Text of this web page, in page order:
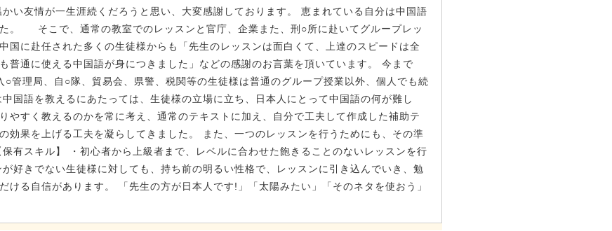
い友情が一生涯続くだろうと思い、大変感謝しております。 恵まれている自分は中国語
。 そこで、通常の教室でのレッスンと官庁、企業また、刑○所に赴いてグループレッ
国に赴任された多くの生徒様からも「先生のレッスンは面白くて、上達のスピードは全
普通に使える中国語が身につきました」などの感謝のお言葉を頂いています。 今まで
○管理局、自○隊、貿易会、県警、税関等の生徒様は普通のグループ授業以外、個人でも続
国語を教えるにあたっては、生徒様の立場に立ち、日本人にとって中国語の何が難し
やすく教えるのかを常に考え、通常のテキストに加え、自分で工夫して作成した補助テ
効果を上げる工夫を凝らしてきました。 また、一つのレッスンを行うためにも、その準
有スキル】 ・初心者から上級者まで、レベルに合わせた飽きることのないレッスンを行
好きでない生徒様に対しても、持ち前の明るい性格で、レッスンに引き込んでいき、勉
ける自信があります。 「先生の方が日本人です!」「太陽みたい」「そのネタを使おう」